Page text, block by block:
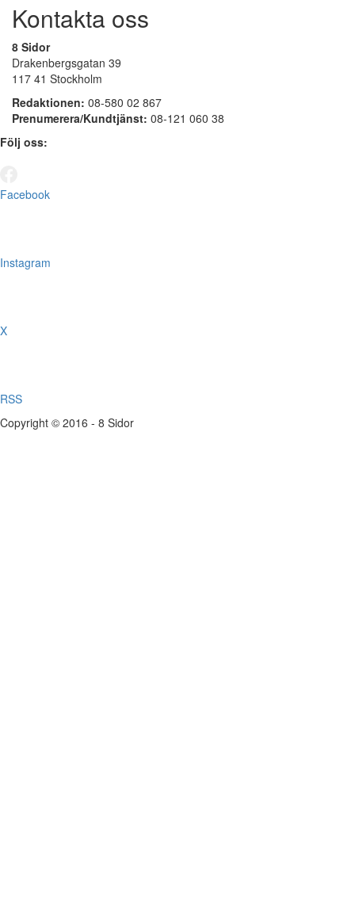
Kontakta oss
8 Sidor
Drakenbergsgatan 39
117 41 Stockholm
Redaktionen: 08-580 02 867
Prenumerera/Kundtjänst: 08-121 060 38
Följ oss:
Facebook
Instagram
X
RSS
Copyright © 2016 - 8 Sidor